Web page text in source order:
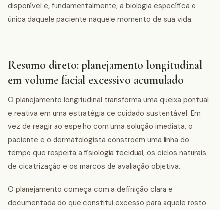
disponível e, fundamentalmente, a biologia específica e
única daquele paciente naquele momento de sua vida.
Resumo direto: planejamento longitudinal
em volume facial excessivo acumulado
O planejamento longitudinal transforma uma queixa pontual
e reativa em uma estratégia de cuidado sustentável. Em
vez de reagir ao espelho com uma solução imediata, o
paciente e o dermatologista constroem uma linha do
tempo que respeita a fisiologia tecidual, os ciclos naturais
de cicatrização e os marcos de avaliação objetiva.
O planejamento começa com a definição clara e
documentada do que constitui excesso para aquele rosto